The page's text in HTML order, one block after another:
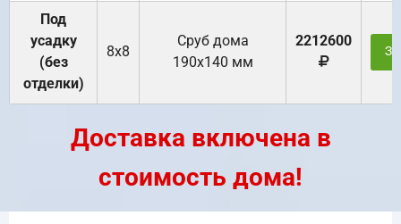
Под
усадку
(без
отделки)
8х8
Cруб дома
190х140 мм
2212600
Доставка включена в
стоимость дома!